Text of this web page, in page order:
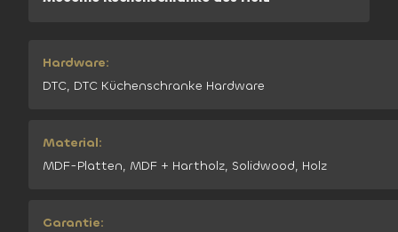
Hardware:
DTC, DTC Küchenschranke Hardware
Material:
MDF-Platten, MDF + Hartholz, Solidwood, Holz
Garantie: